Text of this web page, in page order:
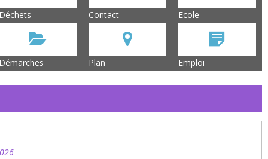
Contact Ecole
Plan Emploi